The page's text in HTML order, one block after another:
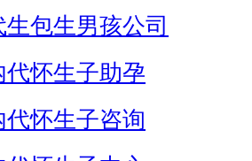
生包生男孩公司
代怀生子助孕
代怀生子咨询